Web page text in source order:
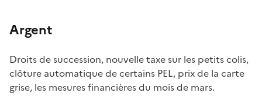
Argent
Droits de succession, nouvelle taxe sur les petits colis,
clôture automatique de certains PEL, prix de la carte
grise, les mesures financières du mois de mars.